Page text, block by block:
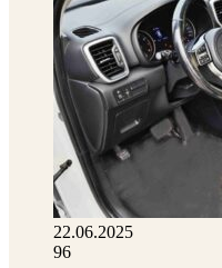
22.06.2025
96